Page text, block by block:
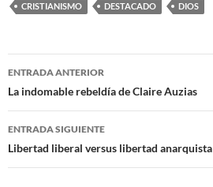
CRISTIANISMO DESTACADO DIOS
Navegación
de
entradas
ENTRADA ANTERIOR
La indomable rebeldía de Claire Auzias
ENTRADA SIGUIENTE
Libertad liberal versus libertad anarquista